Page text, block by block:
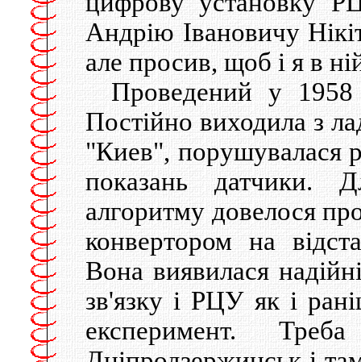
Андрію Івановичу
але просив, щоб і я в
Проведений у 1958
Постійно виходила з
"Киев", порушувалася
показань датчики.
алгоритму довелося
конвертором на
Вона виявилася
зв'язку і РЦУ як і
експеримент.